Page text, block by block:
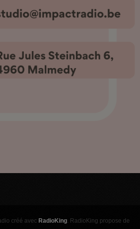
créé avec RadioKing. RadioKing propose de